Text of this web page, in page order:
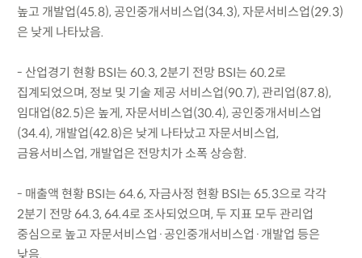
높고 개발업(45.8), 공인중개서비스업(34.3), 자문서비스업(29.3)
은 낮게 나타났음.
- 산업경기 현황 BSI는 60.3, 2분기 전망 BSI는 60.2로
집계되었으며, 정보 및 기술 제공 서비스업(90.7), 관리업(87.8),
임대업(82.5)은 높게, 자문서비스업(30.4), 공인중개서비스업
(34.4), 개발업(42.8)은 낮게 나타났고 자문서비스업,
금융서비스업, 개발업은 전망치가 소폭 상승함.
- 매출액 현황 BSI는 64.6, 자금사정 현황 BSI는 65.3으로 각각
2분기 전망 64.3, 64.4로 조사되었으며, 두 지표 모두 관리업
중심으로 높고 자문서비스업·공인중개서비스업·개발업 등은
낮음.